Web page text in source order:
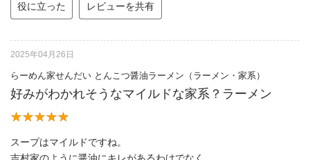
役に立った レビューを共有
2025年04月26日
らーめん家せんだい とんこつ醤油ラーメン（ラーメン・家系）
好みがわかれそうなマイルドな家系？ラーメン
スープはマイルドですね。